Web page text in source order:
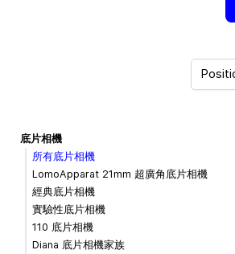
底片相機
所有底片相機
LomoApparat 21mm 超廣角底片相機
經典底片相機
實驗性底片相機
110 底片相機
Diana 底片相機家族